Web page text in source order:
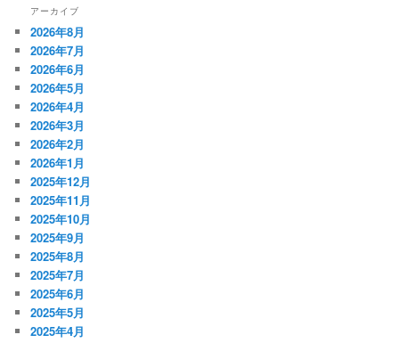
アーカイブ
2026年8月
2026年7月
2026年6月
2026年5月
2026年4月
2026年3月
2026年2月
2026年1月
2025年12月
2025年11月
2025年10月
2025年9月
2025年8月
2025年7月
2025年6月
2025年5月
2025年4月